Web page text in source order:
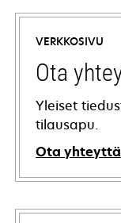
VERKKOSIVU
Ota
Yleiset
tilausapu.
Ota yhteyttä